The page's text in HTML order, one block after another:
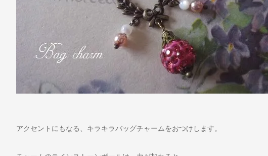
アクセントにもなる、キラキラバッグチャームをおつけします。